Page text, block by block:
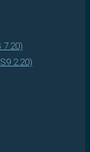
7.20)
2.20)